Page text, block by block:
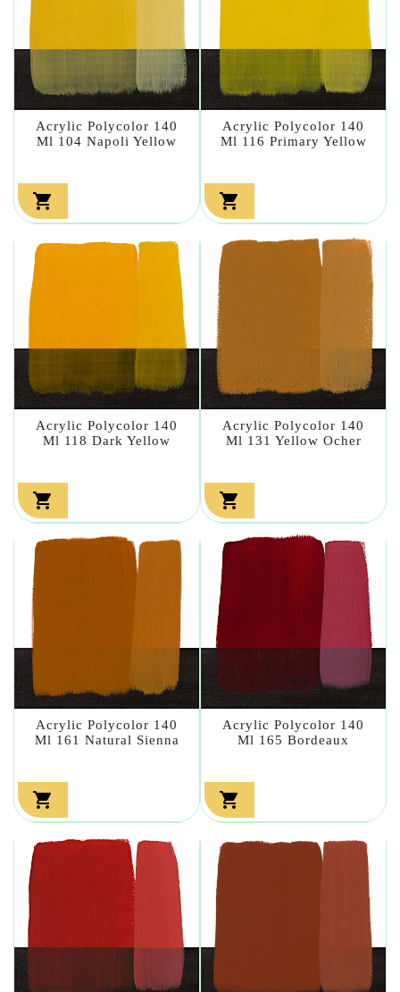
Acrylic Polycolor 140
Ml 104 Napoli Yellow

Acrylic Polycolor 140
Ml 116 Primary Yellow

Acrylic Polycolor 140
Ml 118 Dark Yellow

Acrylic Polycolor 140
Ml 131 Yellow Ocher

Acrylic Polycolor 140
Ml 161 Natural Sienna

Acrylic Polycolor 140
Ml 165 Bordeaux
